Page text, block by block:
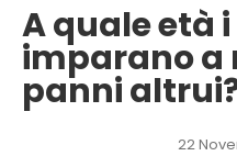
A quale età
imparano a
panni
22